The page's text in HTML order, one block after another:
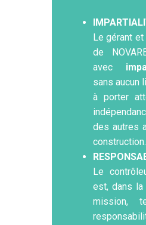
Le gérant et
de
avec
sans aucun
à porter
des autres
construction.
Le
est, dans
mission,